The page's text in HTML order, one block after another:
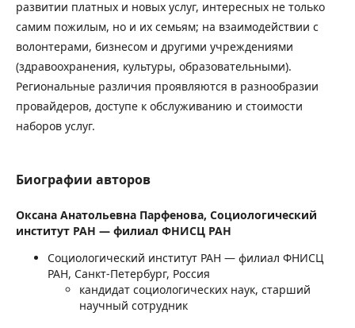
развитии платных и новых услуг, интересных не только
самим пожилым, но и их семьям; на взаимодействии с
волонтерами, бизнесом и другими учреждениями
(здравоохранения, культуры, образовательными).
Региональные различия проявляются в разнообразии
провайдеров, доступе к обслуживанию и стоимости
наборов услуг.
Биографии авторов
Оксана Анатольевна Парфенова, Социологический
институт РАН — филиал ФНИСЦ РАН
Социологический институт РАН — филиал ФНИСЦ
РАН, Санкт-Петербург, Россия
кандидат социологических наук, старший
научный сотрудник